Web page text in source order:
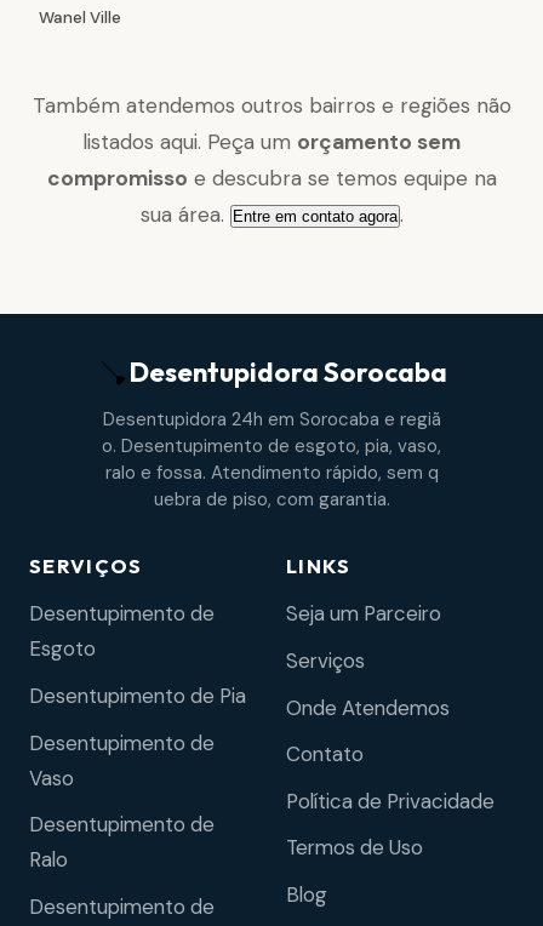
Wanel Ville
Também atendemos outros bairros e regiões não
listados aqui. Peça um orçamento sem
compromisso e descubra se temos equipe na
sua área. Entre em contato agora.
DesentupidoraSorocaba
Desentupidora 24h em Sorocaba e regiã
o. Desentupimento de esgoto, pia, vaso,
ralo e fossa. Atendimento rápido, sem q
uebra de piso, com garantia.
SERVIÇOS
Desentupimento de
Esgoto
Desentupimento de Pia
Desentupimento de
Vaso
Desentupimento de
Ralo
Desentupimento de
LINKS
Seja um Parceiro
Serviços
Onde Atendemos
Contato
Política de Privacidade
Termos de Uso
Blog